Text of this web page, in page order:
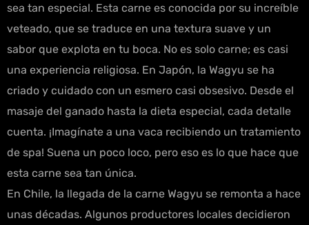
sea tan especial. Esta carne es conocida por su increíble
veteado, que se traduce en una textura suave y un
sabor que explota en tu boca. No es solo carne; es casi
una experiencia religiosa. En Japón, la Wagyu se ha
criado y cuidado con un esmero casi obsesivo. Desde el
masaje del ganado hasta la dieta especial, cada detalle
cuenta. ¡Imagínate a una vaca recibiendo un tratamiento
de spa! Suena un poco loco, pero eso es lo que hace que
esta carne sea tan única.
En Chile, la llegada de la carne Wagyu se remonta a hace
unas décadas. Algunos productores locales decidieron